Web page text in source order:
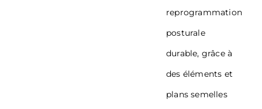
reprogrammation
posturale
durable, grâce à
des éléments et
plans semelles